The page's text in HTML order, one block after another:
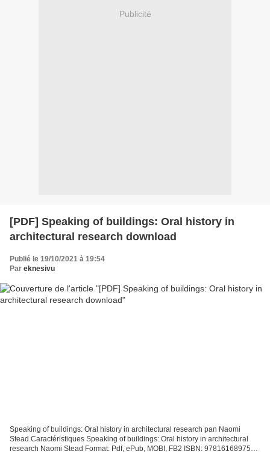
Publicité
[PDF] Speaking of buildings: Oral history in
architectural research download
Publié le 19/10/2021 à 19:54
Par eknesivu
Speaking of buildings: Oral history in architectural research pan Naomi
Stead Caractéristiques Speaking of buildings: Oral history in architectural
research Naomi Stead Format: Pdf, ePub, MOBI, FB2 ISBN: 9781616897543